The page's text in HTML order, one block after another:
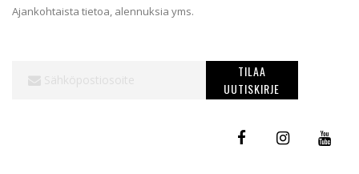
Ajankohtaista tietoa, alennuksia yms.
TILAA
UUTISKIRJE